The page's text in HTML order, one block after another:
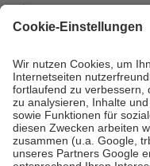
mit.
Grundsätzlich leisten
höchstens zehn Euro.
Es
Kosten der Leistung zu
Diese Regeln gelten
Bei Heilmitteln und
Zuzahlung zehn Prozent
Verordnung.
Um das Engagement der